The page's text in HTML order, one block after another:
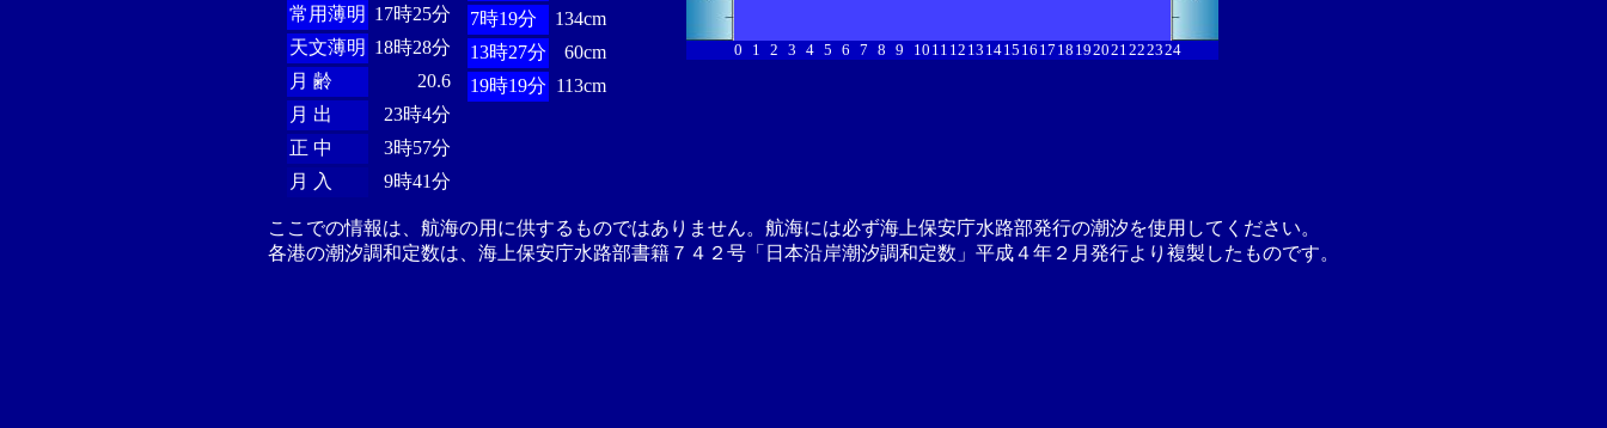
常用薄明 17時25分
天文薄明 18時28分
月 齢
20.6
月 出
23時4分
正 中
3時57分
月 入
9時41分
7時19分
134cm
13時27分
60cm
19時19分 113cm
0 1 2 3 4 5 6 7 8 9 10 11 12 13 1415 16 17 18 192021222324
ここでの情報は、航海の用に供するものではありません。航海には必ず海上保安庁水路部発行の潮汐を使用してください。
各港の潮汐調和定数は、海上保安庁水路部書籍７４２号「日本沿岸潮汐調和定数」平成４年２月発行より複製したものです。